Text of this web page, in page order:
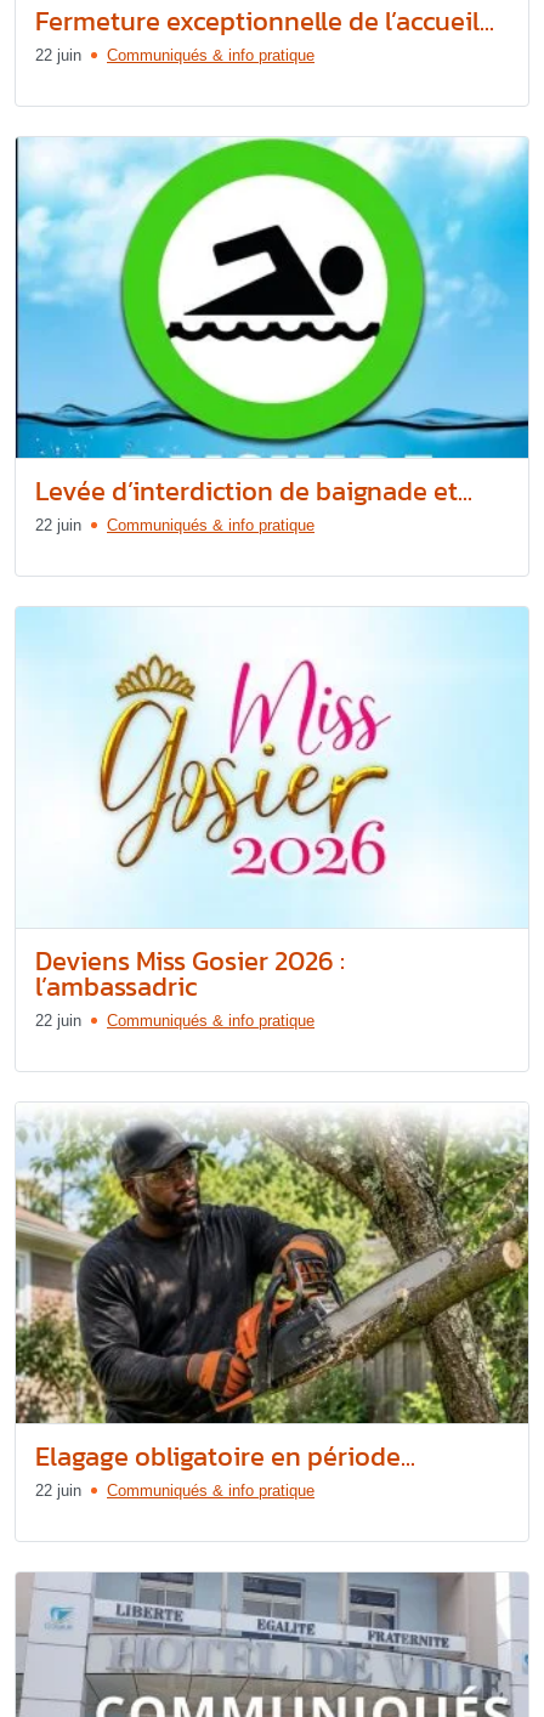
Fermeture exceptionnelle de l’accueil...
22 juin Communiqués & info pratique
Levée d’interdiction de baignade et...
22 juin Communiqués & info pratique
Deviens Miss Gosier 2026 :
l’ambassadric
22 juin Communiqués & info pratique
Elagage obligatoire en période...
22 juin Communiqués & info pratique